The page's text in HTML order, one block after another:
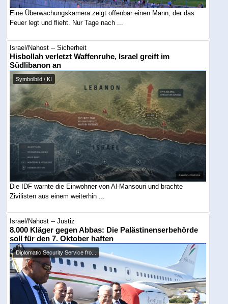
Eine Überwachungskamera zeigt offenbar einen Mann, der das
Feuer legt und flieht. Nur Tage nach ...
Israel/Nahost -- Sicherheit
Hisbollah verletzt Waffenruhe, Israel greift im
Südlibanon an
Symbolbild / KI
Die IDF warnte die Einwohner von Al-Mansouri und brachte
Zivilisten aus einem weiterhin ...
Israel/Nahost -- Justiz
8.000 Kläger gegen Abbas: Die Palästinenserbehörde
soll für den 7. Oktober haften
Diplomatic Security Service fro...